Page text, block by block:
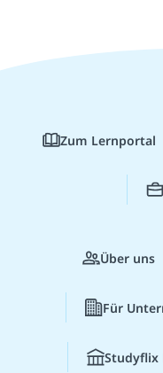
Zum Lernportal
Über uns
Für
Studyflix